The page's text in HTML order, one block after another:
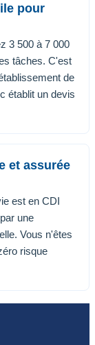
pour
3 500 à 7 000
tâches. C'est
de
établit un devis
et assurée
est en CDI
une
Vous n'êtes
risque